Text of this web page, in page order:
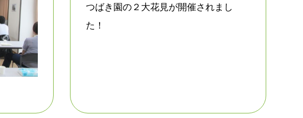
つばき園の２大花見が開催されまし
た！